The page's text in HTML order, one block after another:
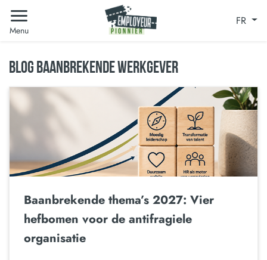
Menu
FR
BLOG BAANBREKENDE WERKGEVER
Baanbrekende thema’s 2027: Vier
hefbomen voor de antifragiele
organisatie